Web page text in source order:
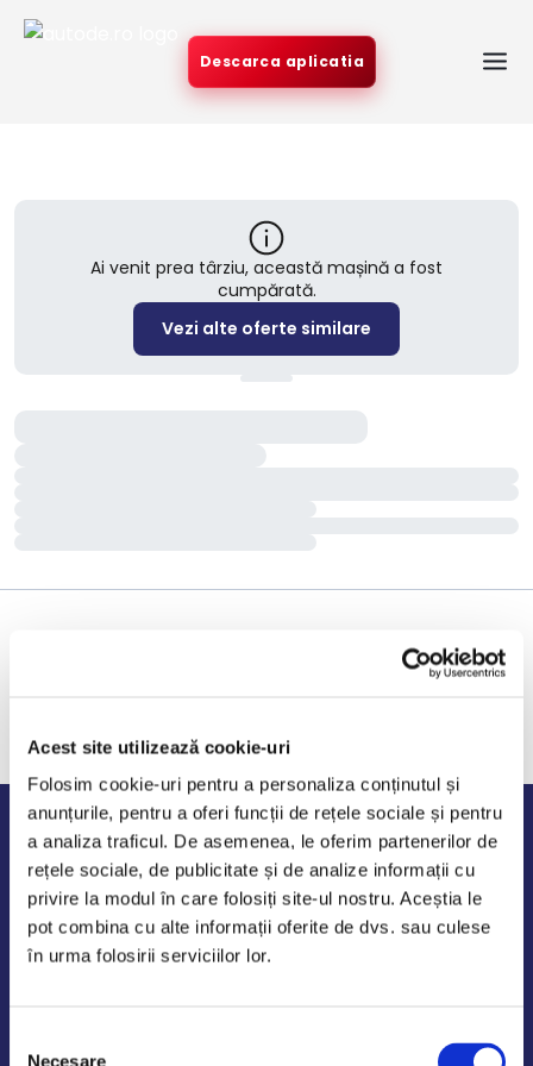
Acest site utilizează cookie-uri
Folosim cookie-uri pentru a personaliza conținutul și
anunțurile, pentru a oferi funcții de rețele sociale și pentru
a analiza traficul. De asemenea, le oferim partenerilor de
rețele sociale, de publicitate și de analize informații cu
privire la modul în care folosiți site-ul nostru. Aceștia le
pot combina cu alte informații oferite de dvs. sau culese
în urma folosirii serviciilor lor.
Necesare
Descarca aplicatia
Ai venit prea târziu, această mașină a fost
cumpărată.
Vezi alte oferte similare
Program de lucru
Luni - Vineri: 09:00-18:00
Sambata - Duminica: 10:00-14:00